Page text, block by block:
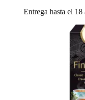
Entrega hasta el 18